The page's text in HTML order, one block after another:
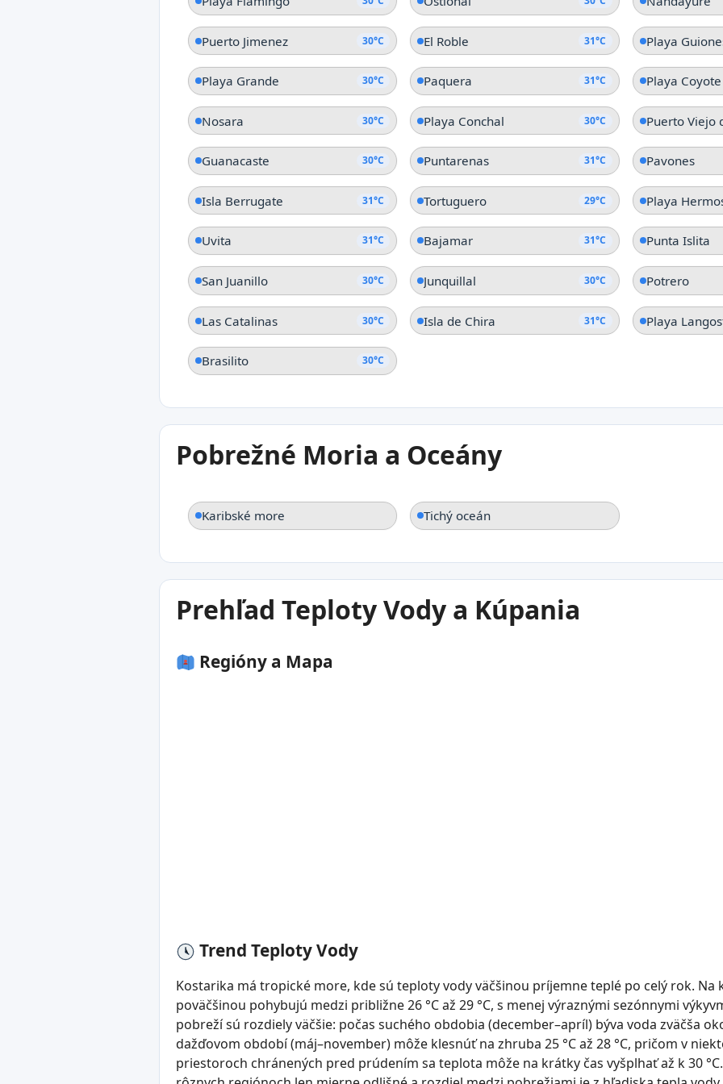
Puerto Jimenez 30°C El Roble 31°C Playa
Playa Grande 30°C Paquera 31°C Playa Coyote
Nosara 30°C Playa Conchal 30°C Puerto Viejo
Guanacaste 30°C Puntarenas 31°C Pavones
Isla Berrugate 31°C Tortuguero 29°C Playa
Uvita 31°C Bajamar 31°C Punta Islita
San Juanillo 30°C Junquillal 30°C Potrero
Las Catalinas 30°C Isla de Chira 31°C Playa
Brasilito 30°C
Pobrežné Moria a Oceány
Karibské more Tichý oceán
Prehľad Teploty Vody a Kúpania
Regióny a Mapa
Trend Teploty Vody
Kostarika má tropické more, kde sú teploty vody väčšinou príjemne teplé po celý rok. Na
poväčšinou pohybujú medzi približne 26 °C až 29 °C, s menej výraznými sezónnymi
pobreží sú rozdiely väčšie: počas suchého obdobia (december–apríl) býva voda zväčša
dažďovom období (máj–november) môže klesnúť na zhruba 25 °C až 28 °C, pričom v
priestoroch chránených pred prúdením sa teplota môže na krátky čas vyšplhať až k 30